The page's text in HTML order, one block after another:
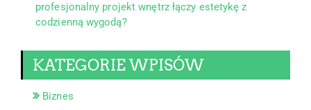
profesjonalny projekt wnętrz łączy estetykę z
codzienną wygodą?
KATEGORIE WPISÓW
Biznes